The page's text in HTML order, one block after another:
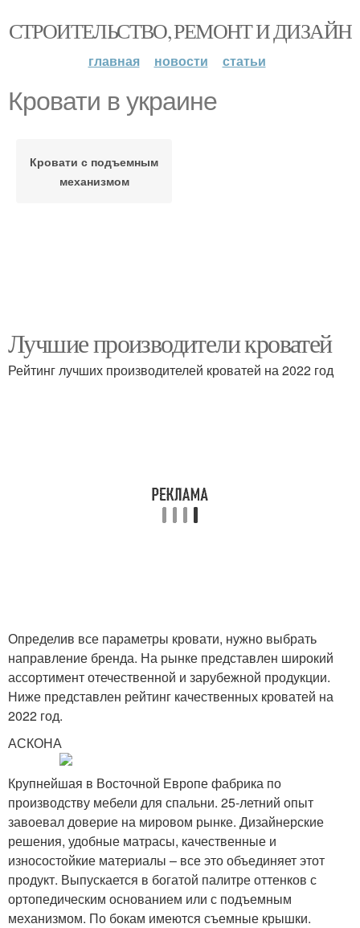
СТРОИТЕЛЬСТВО, РЕМОНТ И ДИЗАЙН
главная новости статьи
Кровати в украине
Кровати с подъемным
механизмом
Лучшие производители кроватей
Рейтинг лучших производителей кроватей на 2022 год
Определив все параметры кровати, нужно выбрать
направление бренда. На рынке представлен широкий
ассортимент отечественной и зарубежной продукции.
Ниже представлен рейтинг качественных кроватей на
2022 год.
АСКОНА
Крупнейшая в Восточной Европе фабрика по
производству мебели для спальни. 25-летний опыт
завоевал доверие на мировом рынке. Дизайнерские
решения, удобные матрасы, качественные и
износостойкие материалы – все это объединяет этот
продукт. Выпускается в богатой палитре оттенков с
ортопедическим основанием или с подъемным
механизмом. По бокам имеются съемные крышки.